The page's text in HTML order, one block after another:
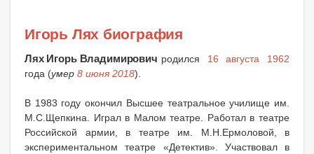
Игорь Лях биография
Лях Игорь Владимирович родился 16 августа 1962
года (умер 8 июня 2018).
В 1983 году окончил Высшее театральное училище им.
М.С.Щепкина. Играл в Малом театре. Работал в театре
Российской армии, в театре им. М.Н.Ермоловой, в
экспериментальном театре «Детектив». Участвовал в